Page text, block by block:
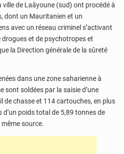
ville de Laâyoune (sud) ont procédé à
dont un Mauritanien et un
avec un réseau criminel s’activant
et de psychotropes et
la Direction générale de la sûreté
dans une zone saharienne à
sont soldées par la saisie d’une
de chasse et 114 cartouches, en plus
poids total de 5,89 tonnes de
source.